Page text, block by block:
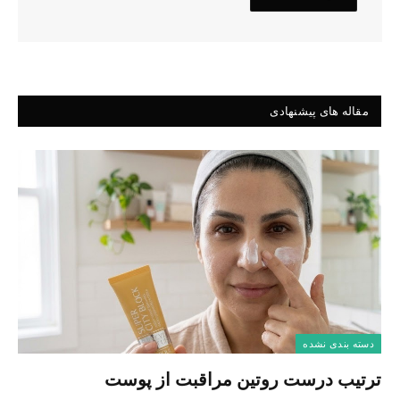
مقاله های پیشنهادی
دسته بندی نشده
ترتیب درست روتین مراقبت از پوست